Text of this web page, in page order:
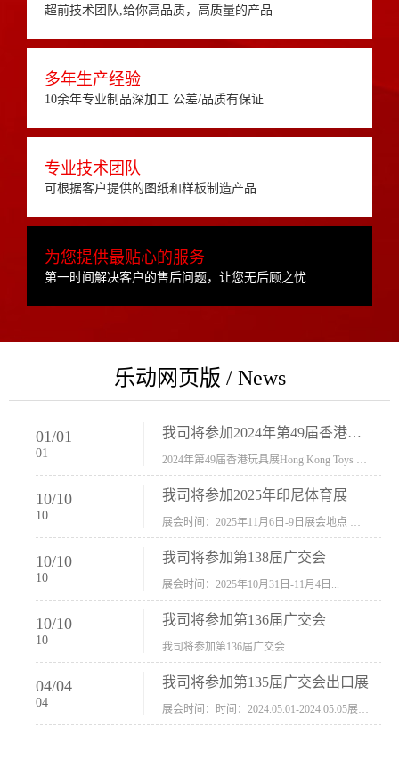
超前技术团队,给你高品质，高质量的产品
多年生产经验
10余年专业制品深加工 公差/品质有保证
专业技术团队
可根据客户提供的图纸和样板制造产品
为您提供最贴心的服务
第一时间解决客户的售后问题，让您无后顾之忧
乐动网页版 / News
01/01
01
我司将参加2024年第49届香港玩具展Hong Kong Toys & Games Fair 欢迎新···
10/10
10
我司将参加2025年印尼体育展
10/10
10
我司将参加第138届广交会
展会时间：2025年10月31日-11月4日...
10/10
10
我司将参加第136届广交会
我司将参加第136届广交会...
04/04
04
我司将参加第135届广交会出口展
展会时间：时间：2024.05.01-2024.05.05展会地址：中国进出口商品交易会展馆福建康莱宝公司展位号12.1G37-38、H11-12，浙江康莱宝展位号17.1B23-24、C19-20...